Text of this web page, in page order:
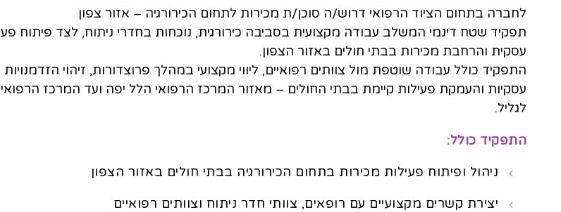
לחברה בתחום הציוד הרפואי דרוש/ה סוכן/ת מכירות לתחום הכירורגיה – אזור צפון
תפקיד שטח דינמי המשלב עבודה מקצועית בסביבה כירורגית, נוכחות בחדרי ניתוח, לצד פיתוח
עסקית והרחבת מכירות בבתי חולים באזור הצפון.
התפקיד כולל עבודה שוטפת מול צוותים רפואיים, ליווי מקצועי במהלך פרוצדורות, זיהוי הזדמנויות
עסקיות והעמקת פעילות קיימת בבתי החולים – מאזור המרכז הרפואי הלל יפה ועד המרכז הרפואי
לגליל.
התפקיד כולל:
ניהול ופיתוח פעילות מכירות בתחום הכירורגיה בבתי חולים באזור הצפון
יצירת קשרים מקצועיים עם רופאים, צוותי חדר ניתוח וצוותים רפואיים